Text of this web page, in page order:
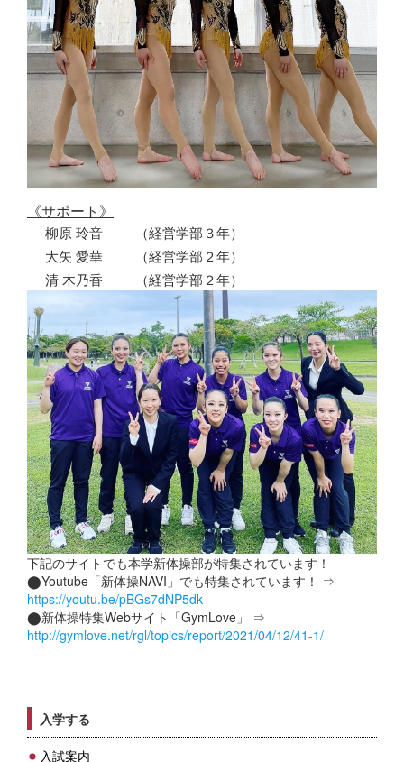
入学する
入試案内
《サポート》
柳原 玲音
（経営学部３年）
大矢 愛華
（経営学部２年）
清 木乃香
（経営学部２年）
下記のサイトでも本学新体操部が特集されています！
⬤Youtube「新体操NAVI」でも特集されています！ ⇒
https://youtu.be/pBGs7dNP5dk
⬤新体操特集Webサイト「GymLove」 ⇒
http://gymlove.net/rgl/topics/report/2021/04/12/41-1/